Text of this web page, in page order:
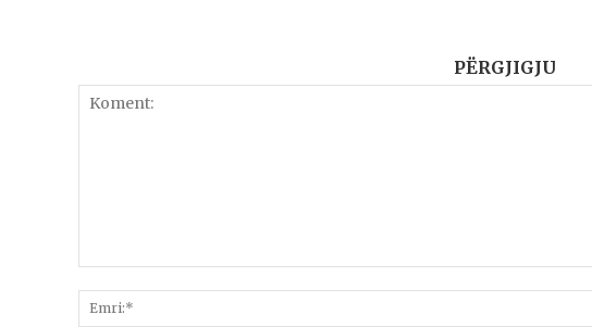
PËRGJIGJU